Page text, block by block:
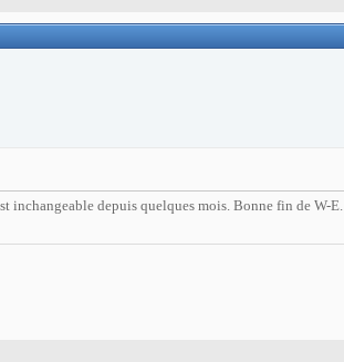
inchangeable depuis quelques mois. Bonne fin de W-E.